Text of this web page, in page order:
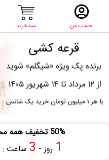
حساب من سبدخرید
50% تخفیف همه محصولات ویژه تابستان
1 روز - 3 ساعت :